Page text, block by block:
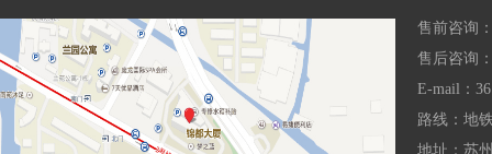
售前咨询
售后咨询
E-mail：
路线：地
地址：苏